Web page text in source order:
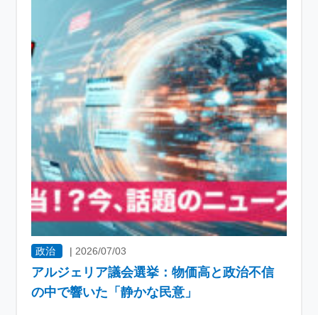
政治 | 2026/07/03
アルジェリア議会選挙：物価高と政治不信
の中で響いた「静かな民意」